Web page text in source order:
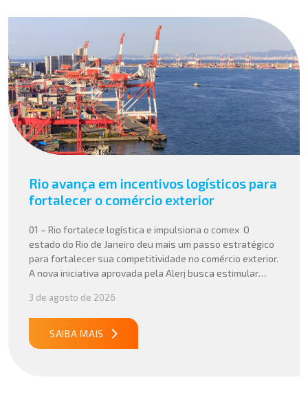
Rio avança em incentivos logísticos para
fortalecer o comércio exterior
01 – Rio fortalece logística e impulsiona o comex O
estado do Rio de Janeiro deu mais um passo estratégico
para fortalecer sua competitividade no comércio exterior.
A nova iniciativa aprovada pela Alerj busca estimular
para empresas que atuam com importação e exportação,
especialmente em setores que […]
3 de agosto de 2026
SAIBA MAIS